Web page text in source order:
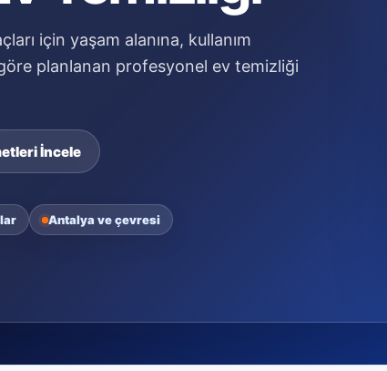
için yaşam alanına, kullanım
planlanan profesyonel ev temizliği
İncele
Antalya ve çevresi